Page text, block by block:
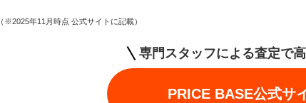
（※2025年11月時点 公式サイトに記載）
専門スタッフによる査定で
PRICE BASE公式サ